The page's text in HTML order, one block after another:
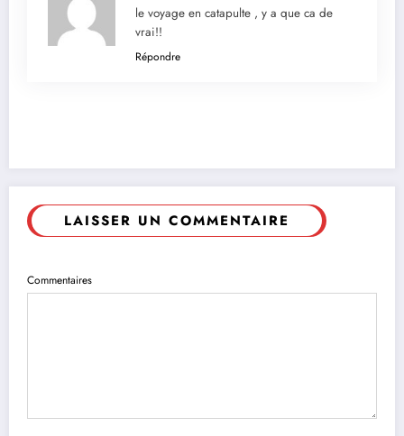
le voyage en catapulte , y a que ca de
vrai!!
Répondre
LAISSER UN COMMENTAIRE
Commentaires